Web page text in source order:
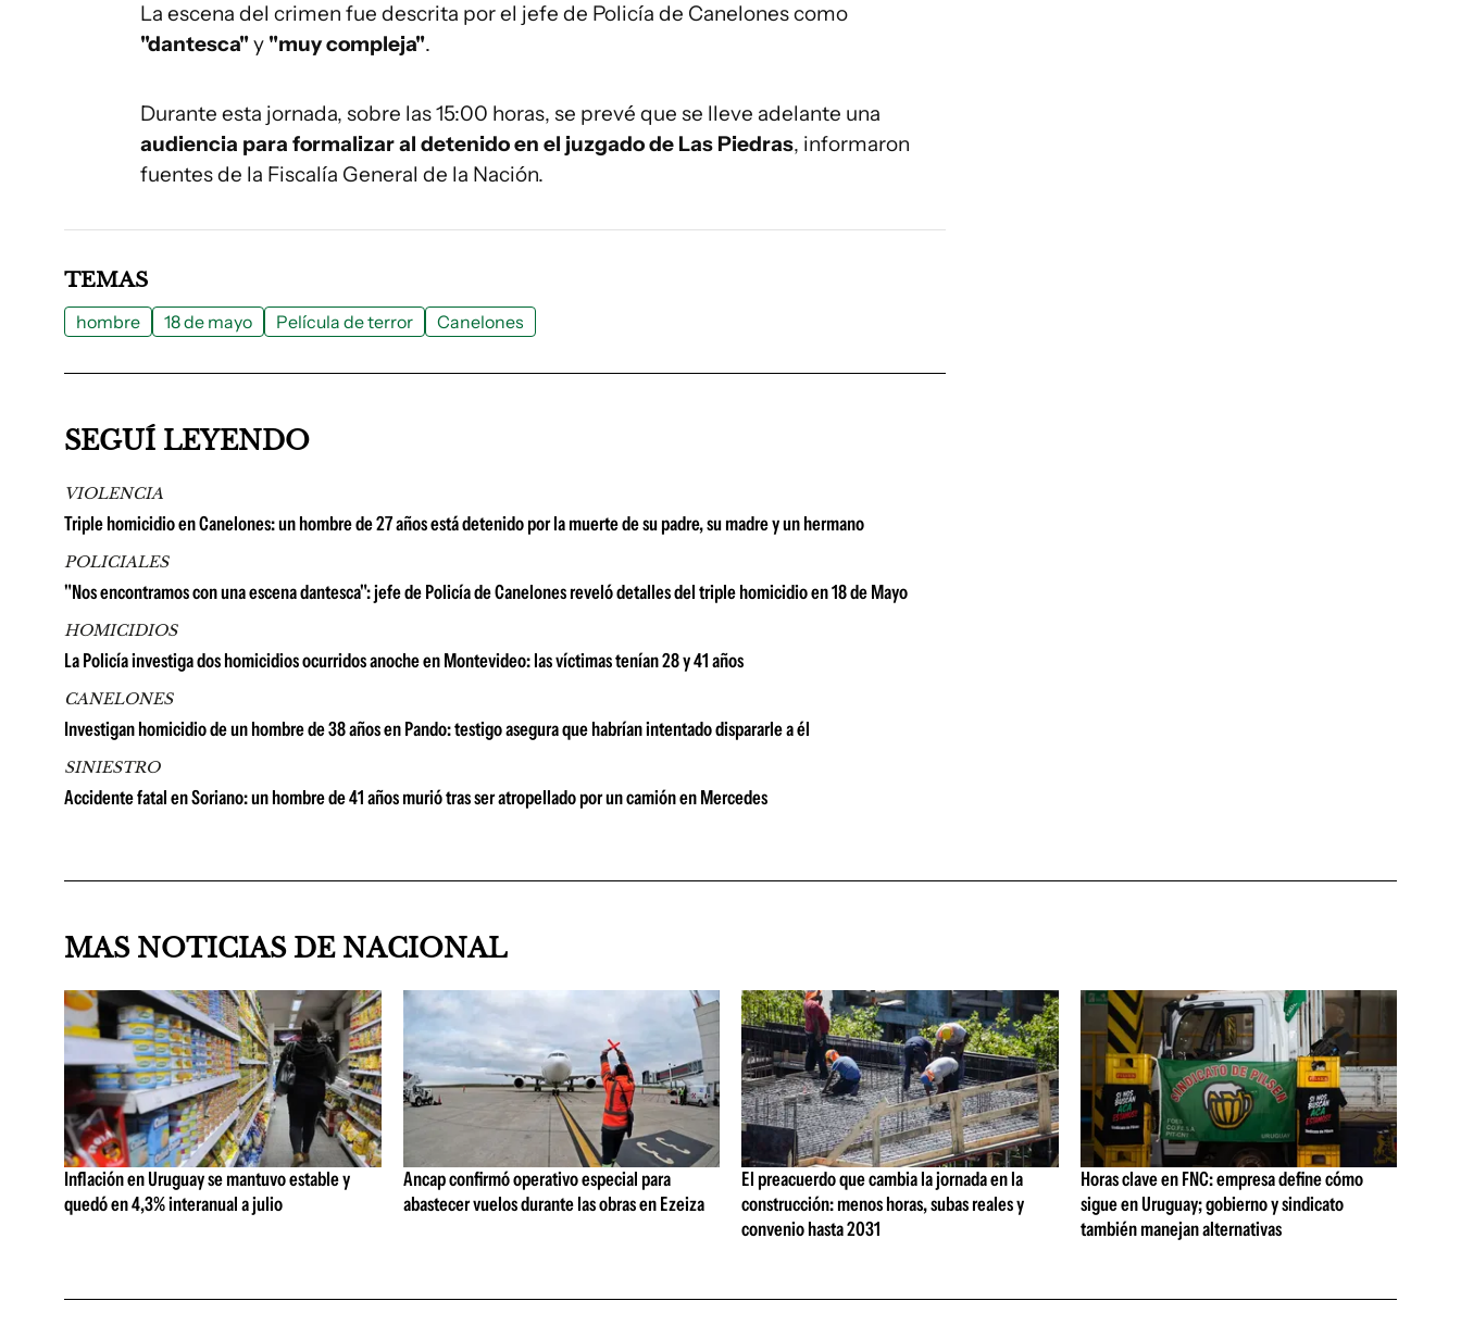
La escena del crimen fue descrita por el jefe de Policía de Canelones como
"dantesca"y "muy compleja".
Durante esta jornada, sobre las 15:00 horas, se prevé que se lleve adelante una
audiencia para formalizar al detenido en el juzgado de Las Piedras, informaron
fuentes de la Fiscalía General de la Nación.
TEMAS
hombre 18 de mayo Película de terror Canelones
SEGUÍ LEYENDO
VIOLENCIA
Triple homicidio en Canelones: un hombre de 27 años está detenido por la muerte de su padre, su madre y un hermano
POLICIALES
"Nos encontramos con una escena dantesca": jefe de Policía de Canelones reveló detalles del triple homicidio en 18 de Mayo
HOMICIDIOS
La Policía investiga dos homicidios ocurridos anoche en Montevideo: las víctimas tenían 28 y 41 años
CANELONES
Investigan homicidio de un hombre de 38 años en Pando: testigo asegura que habrían intentado dispararle a él
SINIESTRO
Accidente fatal en Soriano: un hombre de 41 años murió tras ser atropellado por un camión en Mercedes
MAS NOTICIAS DE NACIONAL
Inflación en Uruguay se mantuvo estable y
quedó en 4,3% interanual a julio
Ancap confirmó operativo especial para
abastecer vuelos durante las obras en Ezeiza
El preacuerdo que cambia la jornada en la
construcción: menos horas, subas reales y
convenio hasta 2031
Horas clave en FNC: empresa define cómo
sigue en Uruguay; gobierno y sindicato
también manejan alternativas